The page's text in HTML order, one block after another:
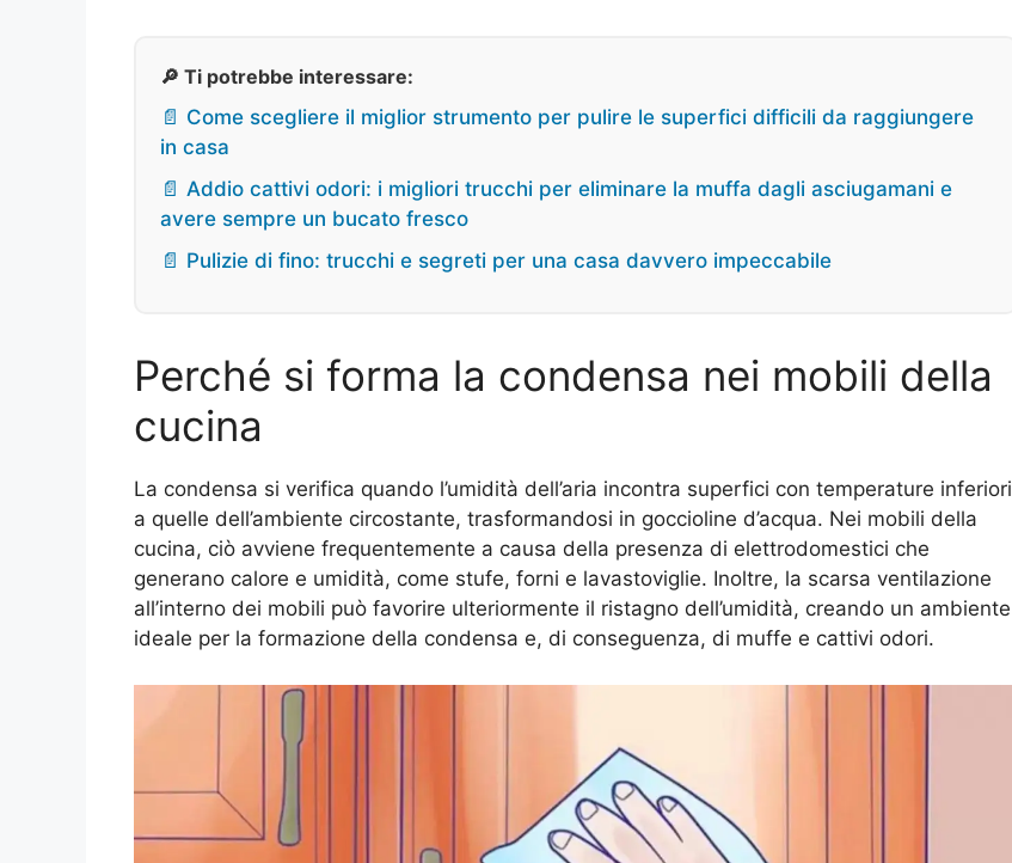
🔎 Ti potrebbe interessare:
📄 Come scegliere il miglior strumento per pulire le superfici difficili da raggiungere
in casa
📄 Addio cattivi odori: i migliori trucchi per eliminare la muffa dagli asciugamani e
avere sempre un bucato fresco
📄 Pulizie di fino: trucchi e segreti per una casa davvero impeccabile
Perché si forma la condensa nei mobili della
cucina
La condensa si verifica quando l’umidità dell’aria incontra superfici con temperature inferiori
a quelle dell’ambiente circostante, trasformandosi in goccioline d’acqua. Nei mobili della
cucina, ciò avviene frequentemente a causa della presenza di elettrodomestici che
generano calore e umidità, come stufe, forni e lavastoviglie. Inoltre, la scarsa ventilazione
all’interno dei mobili può favorire ulteriormente il ristagno dell’umidità, creando un ambiente
ideale per la formazione della condensa e, di conseguenza, di muffe e cattivi odori.